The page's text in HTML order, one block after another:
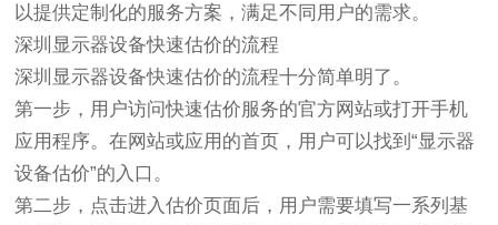
以提供定制化的服务方案，满足不同用户的需求。
深圳显示器设备快速估价的流程
深圳显示器设备快速估价的流程十分简单明了。
第一步，用户访问快速估价服务的官方网站或打开手机
应用程序。在网站或应用的首页，用户可以找到“显示器
设备估价”的入口。
第二步，点击进入估价页面后，用户需要填写一系列基